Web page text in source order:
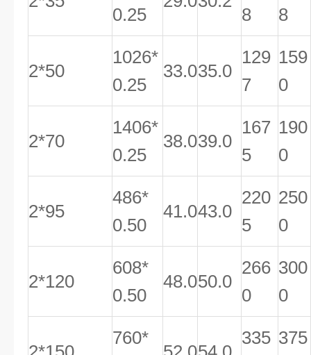
0.25
8
8
2*50
1026*
0.25
33.035.0
129
7
159
0
2*70
1406*
0.25
38.039.0
167
5
190
0
2*95
486*
0.50
41.043.0
220
5
250
0
2*120
608*
0.50
48.050.0
266
0
300
0
760*
335 375